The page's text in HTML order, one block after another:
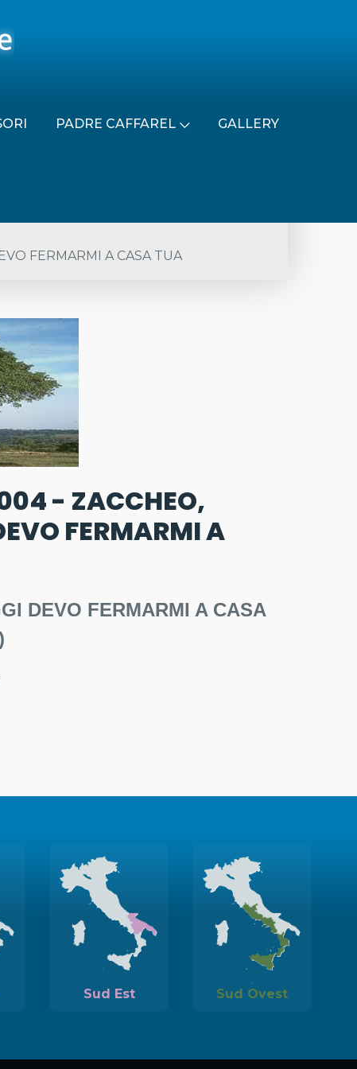
PADRE CAFFAREL GALLERY
FERMARMI A CASA TUA
- ZACCHEO,
FERMARMI A
DEVO FERMARMI A CASA
Sud Est Sud Ovest